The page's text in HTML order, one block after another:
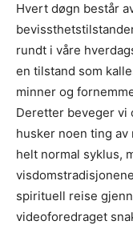
Hvert døgn består
rundt i våre
en tilstand som
minner og
Deretter beveger vi
husker noen ting av
helt normal syklus,
spirituell reise
videoforedraget